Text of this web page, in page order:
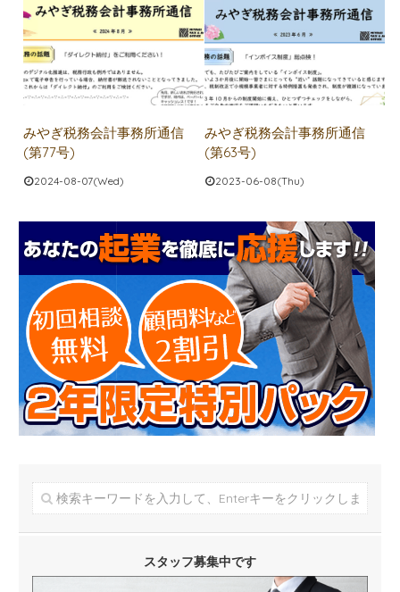
みやぎ税務会計事務所通信
(第77号)
2024-08-07(Wed)
みやぎ税務会計事務所通信
(第63号)
2023-06-08(Thu)
スタッフ募集中です